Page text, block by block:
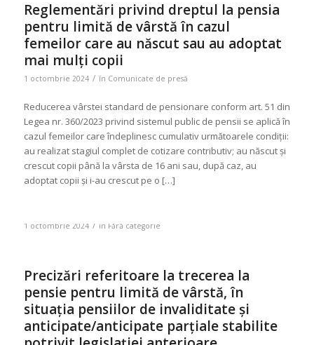
Reglementări privind dreptul la pensia
pentru limită de vârstă în cazul
femeilor care au născut sau au adoptat
mai mulți copii
1 octombrie 2024 / în Comunicate de presă
Reducerea vârstei standard de pensionare conform art. 51 din
Legea nr. 360/2023 privind sistemul public de pensii se aplică în
cazul femeilor care îndeplinesc cumulativ următoarele condiții:
au realizat stagiul complet de cotizare contributiv; au născut și
crescut copii până la vârsta de 16 ani sau, după caz, au
adoptat copii și i-au crescut pe o […]
1 octombrie 2024 / în Fără categorie
Precizări referitoare la trecerea la
pensie pentru limită de vârstă, în
situația pensiilor de invaliditate și
anticipate/anticipate parțiale stabilite